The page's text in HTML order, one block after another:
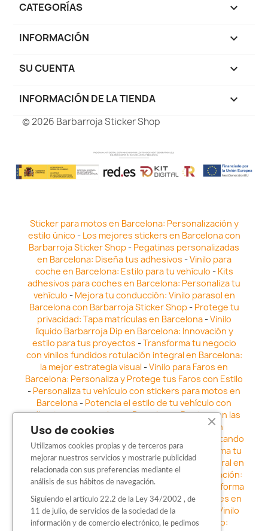
CATEGORÍAS 
INFORMACIÓN 
SU CUENTA 
INFORMACIÓN DE LA TIENDA keyboard_arrow_down
© 2026 Barbarroja Sticker Shop
Sticker para motos en Barcelona: Personalización y
estilo único - Los mejores stickers en Barcelona con
Barbarroja Sticker Shop- Pegatinas personalizadas
en Barcelona: Diseña tus adhesivos -Vinilo para
coche en Barcelona: Estilo para tu vehículo - Kits
adhesivos para coches en Barcelona: Personaliza tu
vehículo - Mejora tu conducción: Vinilo parasol en
Barcelona con Barbarroja Sticker Shop- Protege tu
privacidad: Tapa matrículas en Barcelona-Vinilo
líquido Barbarroja Dip en Barcelona: Innovación y
estilo para tus proyectos -Transforma tu negocio
con vinilos fundidos rotulación integral en Barcelona:
la mejor estrategia visual -Vinilo para Faros en
Barcelona: Personaliza y Protege tus Faros con Estilo
- Personaliza tu vehículo con stickers para motos en
Barcelona- Potencia el estilo de tu vehículo con
adhesivos para coche en Barcelona-Destaca en las
calles: Los Mejores stickers para coches en
Vinilo para faros en Barcelona: Resaltando
la Estética y Seguridad del Automóvil- Transforma tu
vehículo con los vinilos fundidos rotulación integral en
Barcelona-Explora la Innovación en Personalización:
Vinilo líquido barbarroja dip en Barcelona
Transforma
tu vehículo con estilo: Kits adhesivos para coches en
Barcelona-Personaliza tu vehículo con estilo: Vinilo
para coche en Barcelona-Destaca con Estilo:
Uso de cookies
Utilizamos cookies propias y de terceros para
mejorar nuestros servicios y mostrarle publicidad
relacionada con sus preferencias mediante el
análisis de sus hábitos de navegación.
Siguiendo el artículo 22.2 de la Ley 34/2002 , de
11 de julio, de servicios de la sociedad de la
información y de comercio electrónico, le pedimos